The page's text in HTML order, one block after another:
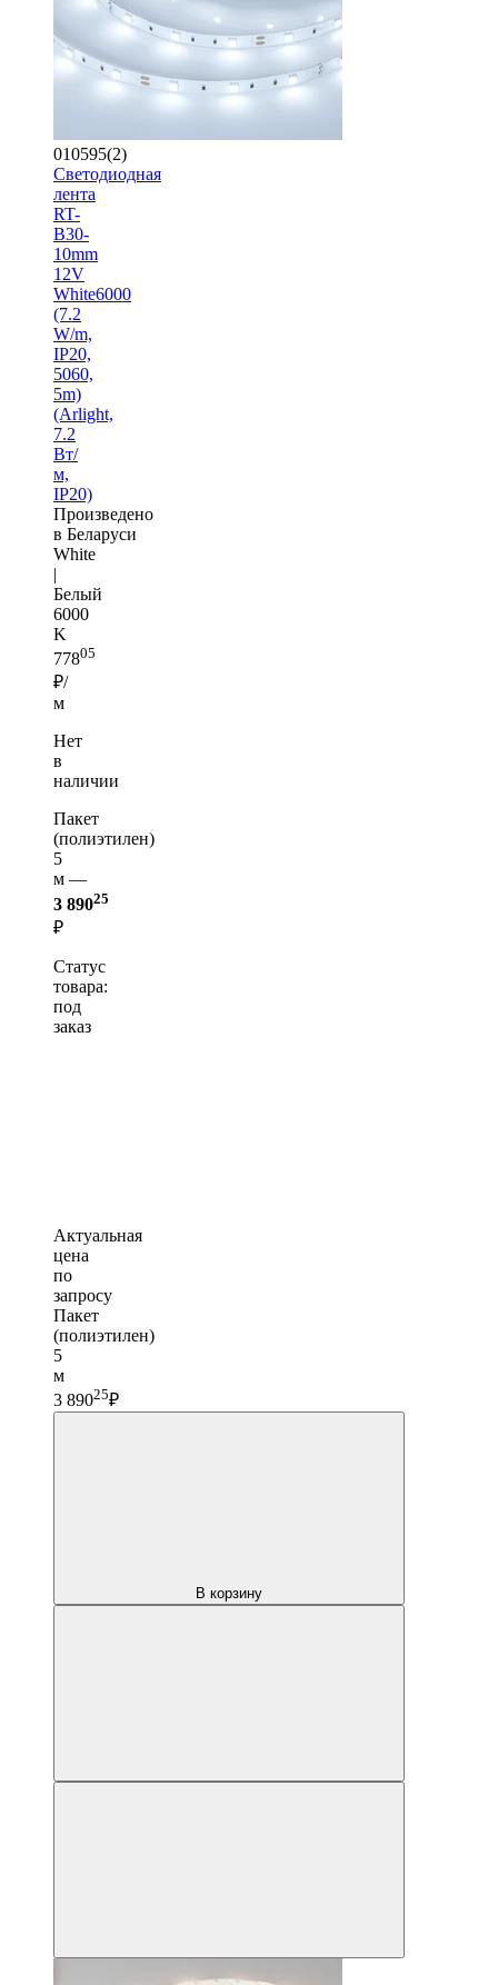
010595(2)
Светодиодная
лента
RT-
B30-
10mm
12V
White6000
(7.2
W/m,
IP20,
5060,
5m)
(Arlight,
7.2
Вт/
м,
IP20)
Произведено
в Беларуси
White
|
Белый
6000
K
77805
₽/
м
Нет
в
наличии
Пакет
(полиэтилен)
5
м —
3 89025
₽
Статус
товара:
под
заказ
Актуальная
цена
по
запросу
Пакет
(полиэтилен)
5
м
3 89025₽
В корзину